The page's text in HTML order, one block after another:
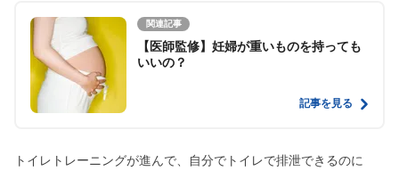
関連記事
【医師監修】妊婦が重いものを持っても
いいの？
記事を見る
トイレトレーニングが進んで、自分でトイレで排泄できるのに